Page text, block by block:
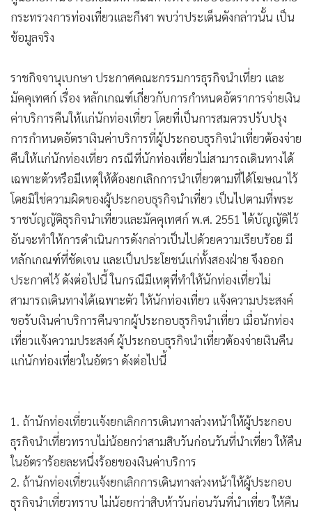
• Motoring
• เกม
• SMEs
• หุ้น
• อินโดจีน
• กองทุนรวม
• Celeb Online
• Factcheck
ญี่ปุ่น
•
News1
Gotomanager
กระทรวงการท่องเที่ยวและกีฬา พบว่าประเด็นดังกล่าวนั้น เป็น
ข้อมูลจริง
ราชกิจจานุเบกษา ประกาศคณะกรรมการธุรกิจนำเที่ยว และ
มัคคุเทศก์ เรื่อง หลักเกณฑ์เกี่ยวกับการกำหนดอัตราการจ่ายเงิน
ค่าบริการคืนให้แก่นักท่องเที่ยว โดยที่เป็นการสมควรปรับปรุง
การกำหนดอัตราเงินค่าบริการที่ผู้ประกอบธุรกิจนำเที่ยวต้องจ่าย
คืนให้แก่นักท่องเที่ยว กรณีที่นักท่องเที่ยวไม่สามารถเดินทางได้
เฉพาะตัวหรือมีเหตุให้ต้องยกเลิกการนำเที่ยวตามที่ได้โฆษณาไว้
โดยมิใช่ความผิดของผู้ประกอบธุรกิจนำเที่ยว เป็นไปตามที่พระ
ราชบัญญัติธุรกิจนำเที่ยวและมัคคุเทศก์ พ.ศ. 2551 ได้บัญญัติไว้
อันจะทำให้การดำเนินการดังกล่าวเป็นไปด้วยความเรียบร้อย มี
หลักเกณฑ์ที่ชัดเจน และเป็นประโยชน์แก่ทั้งสองฝ่าย จึงออก
ประกาศไว้ ดังต่อไปนี้ ในกรณีมีเหตุที่ทำให้นักท่องเที่ยวไม่
สามารถเดินทางได้เฉพาะตัว ให้นักท่องเที่ยว แจ้งความประสงค์
ขอรับเงินค่าบริการคืนจากผู้ประกอบธุรกิจนำเที่ยว เมื่อนักท่อง
เที่ยวแจ้งความประสงค์ ผู้ประกอบธุรกิจนำเที่ยวต้องจ่ายเงินคืน
แก่นักท่องเที่ยวในอัตรา ดังต่อไปนี้
1. ถ้านักท่องเที่ยวแจ้งยกเลิกการเดินทางล่วงหน้าให้ผู้ประกอบ
ธุรกิจนำเที่ยวทราบไม่น้อยกว่าสามสิบวันก่อนวันที่นำเที่ยว ให้คืน
ในอัตราร้อยละหนึ่งร้อยของเงินค่าบริการ
2. ถ้านักท่องเที่ยวแจ้งยกเลิกการเดินทางล่วงหน้าให้ผู้ประกอบ
ธุรกิจนำเที่ยวทราบ ไม่น้อยกว่าสิบห้าวันก่อนวันที่นำเที่ยว ให้คืน